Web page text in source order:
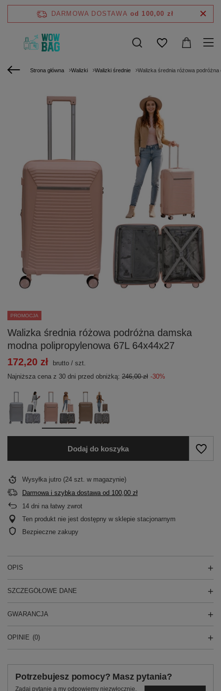
DARMOWA DOSTAWA od 100,00 zł
Strona główna Walizki Walizki średnie Walizka średnia różowa
PROMOCJA
Walizka średnia różowa podróżna damska
modna polipropylenowa 67L 64x44x27
172,20 zł
brutto / szt.
Najniższa cena z 30 dni przed obniżką: 246,00 zł -30%
Dodaj do koszyka
Wysyłka jutro (24 szt. w magazynie)
Darmowa i szybka dostawa od 100,00 zł
14 dni na łatwy zwrot
Ten produkt nie jest dostępny w sklepie stacjonarnym
Bezpieczne zakupy
OPIS
SZCZEGÓŁOWE DANE
GWARANCJA
OPINIE (0)
Potrzebujesz pomocy? Masz pytania?
Zadaj pytanie a my odpowiemy niezwłocznie,